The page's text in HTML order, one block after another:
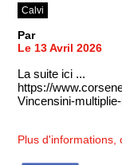
Calvi
Par
Le 13 Avril 2026
La suite ici ...
https://
Vincensini-
Plus d'informations,